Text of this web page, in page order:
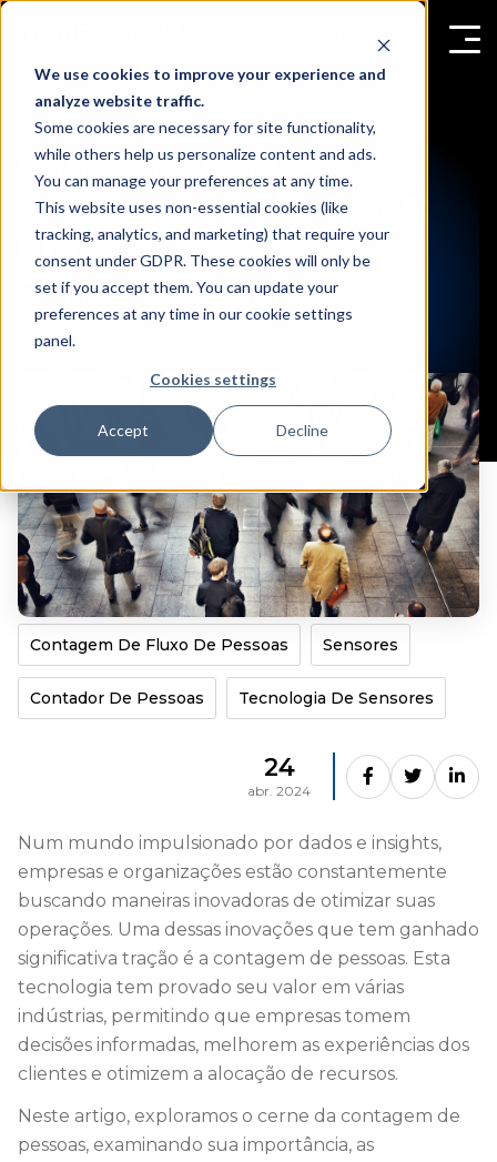
We use cookies to improve your experience and
analyze website traffic.
Some cookies are necessary for site functionality,
while others help us personalize content and ads.
You can manage your preferences at any time.
This website uses non-essential cookies (like
tracking, analytics, and marketing) that require your
consent under GDPR. These cookies will only be
set if you accept them. You can update your
preferences at any time in our cookie settings
panel.
Cookies settings
Accept Decline
A Importância da
Contagem de Pessoas:
Entendendo os
Conceitos Básicos
Contagem De Fluxo De Pessoas Sensores
Contador De Pessoas Tecnologia De Sensores
24
abr. 2024
Num mundo impulsionado por dados e insights,
empresas e organizações estão constantemente
buscando maneiras inovadoras de otimizar suas
operações. Uma dessas inovações que tem ganhado
significativa tração é a contagem de pessoas. Esta
tecnologia tem provado seu valor em várias
indústrias, permitindo que empresas tomem
decisões informadas, melhorem as experiências dos
clientes e otimizem a alocação de recursos.
Neste artigo, exploramos o cerne da contagem de
pessoas, examinando sua importância, as